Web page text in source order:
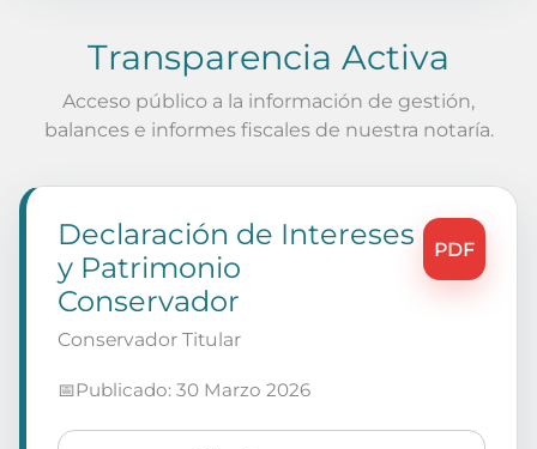
Transparencia Activa
Acceso público a la información de gestión,
balances e informes fiscales de nuestra notaría.
Declaración de Intereses
y Patrimonio
Conservador
Conservador Titular
PDF
📅Publicado: 30 Marzo 2026